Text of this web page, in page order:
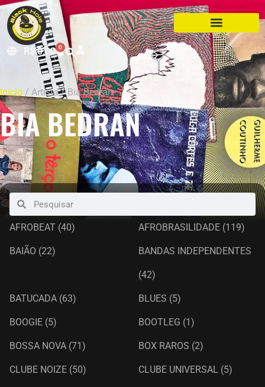
R$0,00 0
Início / Artista / Bia Bedran
BIA BEDRAN
AFROBEAT (40) AFROBRASILIDADE (119)
BAIÃO (22) BANDAS INDEPENDENTES
(42)
BATUCADA (63) BLUES (5)
BOOGIE (5) BOOTLEG (1)
BOSSA NOVA (71) BOX RAROS (2)
CLUBE NOIZE (50) CLUBE UNIVERSAL (5)